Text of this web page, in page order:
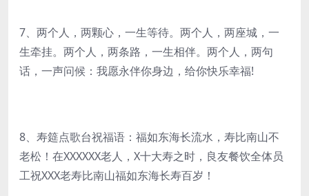
7、两个人，两颗心，一生等待。两个人，两座城，一
生牵挂。两个人，两条路，一生相伴。两个人，两句
话，一声问候：我愿永伴你身边，给你快乐幸福!
8、寿筵点歌台祝福语：福如东海长流水，寿比南山不
老松！在XXXXXX老人，X十大寿之时，良友餐饮全体员
工祝XXX老寿比南山福如东海长寿百岁！